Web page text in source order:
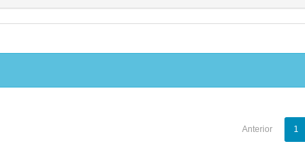
Anterior 1